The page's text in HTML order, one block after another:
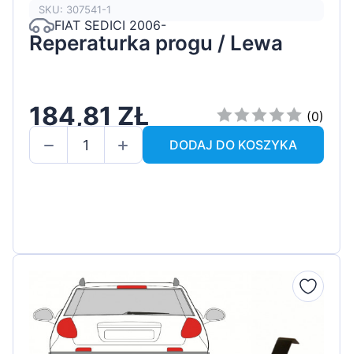
SKU: 307541-1
FIAT SEDICI 2006-
Reperaturka progu / Lewa
184,81 ZŁ
(0)
DODAJ DO KOSZYKA